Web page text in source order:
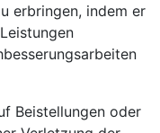
erbringen, indem er
Beistellungen oder